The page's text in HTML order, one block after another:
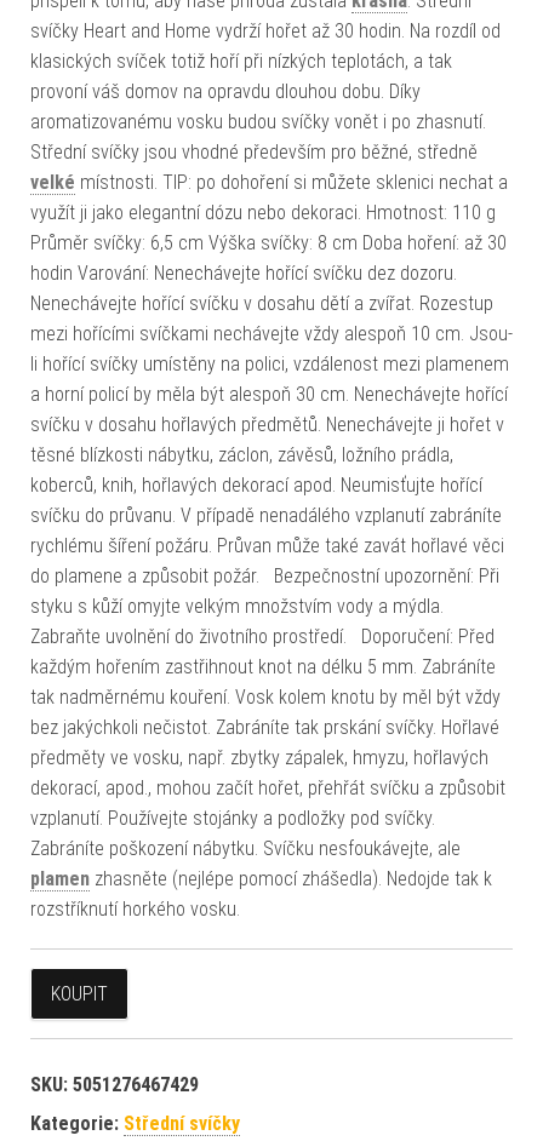
svíčky Heart and Home vydrží hořet až 30 hodin. Na rozdíl od
klasických svíček totiž hoří při nízkých teplotách, a tak
provoní váš domov na opravdu dlouhou dobu. Díky
aromatizovanému vosku budou svíčky vonět i po zhasnutí.
Střední svíčky jsou vhodné především pro běžné, středně
velké místnosti. TIP: po dohoření si můžete sklenici nechat a
využít ji jako elegantní dózu nebo dekoraci. Hmotnost: 110 g
Průměr svíčky: 6,5 cm Výška svíčky: 8 cm Doba hoření: až 30
hodin Varování: Nenechávejte hořící svíčku dez dozoru.
Nenechávejte hořící svíčku v dosahu dětí a zvířat. Rozestup
mezi hořícími svíčkami nechávejte vždy alespoň 10 cm. Jsou-
li hořící svíčky umístěny na polici, vzdálenost mezi plamenem
a horní policí by měla být alespoň 30 cm. Nenechávejte hořící
svíčku v dosahu hořlavých předmětů. Nenechávejte ji hořet v
těsné blízkosti nábytku, záclon, závěsů, ložního prádla,
koberců, knih, hořlavých dekorací apod. Neumisťujte hořící
svíčku do průvanu. V případě nenadálého vzplanutí zabráníte
rychlému šíření požáru. Průvan může také zavát hořlavé věci
do plamene a způsobit požár. Bezpečnostní upozornění: Při
styku s kůží omyjte velkým množstvím vody a mýdla.
Zabraňte uvolnění do životního prostředí. Doporučení: Před
každým hořením zastřihnout knot na délku 5 mm. Zabráníte
tak nadměrnému kouření. Vosk kolem knotu by měl být vždy
bez jakýchkoli nečistot. Zabráníte tak prskání svíčky. Hořlavé
předměty ve vosku, např. zbytky zápalek, hmyzu, hořlavých
dekorací, apod., mohou začít hořet, přehřát svíčku a způsobit
vzplanutí. Používejte stojánky a podložky pod svíčky.
Zabráníte poškození nábytku. Svíčku nesfoukávejte, ale
plamen zhasněte (nejlépe pomocí zhášedla). Nedojde tak k
rozstříknutí horkého vosku.
KOUPIT
SKU: 5051276467429
Kategorie: Střední svíčky